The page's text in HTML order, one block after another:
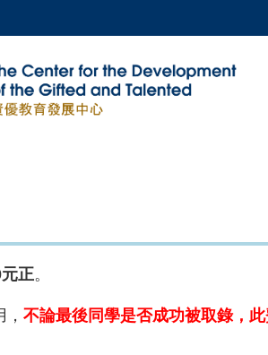
聞 學術部門索引
及指南
正。
不論最後同學是否成功被取錄，